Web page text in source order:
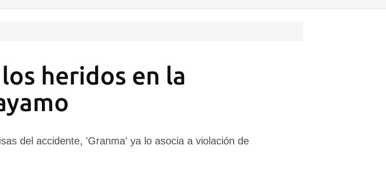
heridos en la
del accidente, 'Granma' ya lo asocia a violación de